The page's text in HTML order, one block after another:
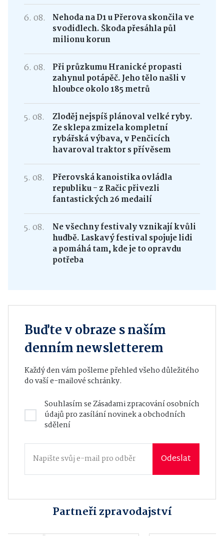
6. 08.
Nehoda na D1 u Přerova skončila ve
svodidlech. Škoda přesáhla půl
milionu korun
6. 08.
Při průzkumu Hranické propasti
zahynul potápěč. Jeho tělo našli v
hloubce okolo 185 metrů
5. 08.
Zloděj nejspíš plánoval velké ryby.
Ze sklepa zmizela kompletní
rybářská výbava, v Penčicích
havaroval traktor s přívěsem
5. 08.
Přerovská kanoistika ovládla
republiku - z Račic přivezli
fantastických 26 medailí
5. 08.
Ne všechny festivaly vznikají kvůli
hudbě. Laskavý festival spojuje lidi
a pomáhá tam, kde je to opravdu
potřeba
Buďte v obraze s naším
denním newsletterem
Každý den vám pošleme přehled všeho důležitého
do vaší e-mailové schránky.
Souhlasím seZásadami zpracování osobních
údajůpro zasílání novinek a obchodních
sdělení
Odeslat
Partneři zpravodajství